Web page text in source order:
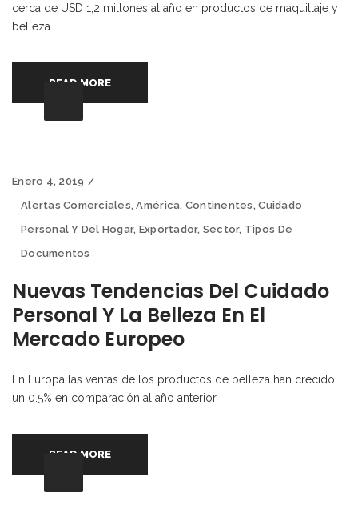
cerca de USD 1,2 millones al año en productos de maquillaje y
belleza
READ MORE
Enero 4, 2019
Alertas Comerciales,América, Continentes ,Cuidado
Personal Y Del Hogar, Exportador, Sector, Tipos De
Documentos
Nuevas Tendencias Del Cuidado
Personal Y La Belleza En El
Mercado Europeo
En Europa las ventas de los productos de belleza han crecido
un 0.5% en comparación al año anterior
READ MORE